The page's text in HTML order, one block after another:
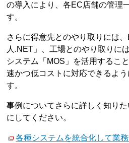
の導入により、各EC店舗の管理
す。
さらに得意先とのやり取りには
人.NET」、工場とのやり取りに
システム「MOS」を活用するこ
速かつ低コストに対応できるよ
す。
事例についてさらに詳しく知り
にしてください。
各種システムを統合化して業